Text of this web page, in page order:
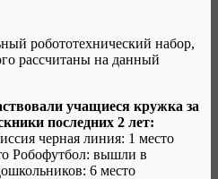
робототехнический набор,
рассчитаны на данный
учащиеся кружка за
последних 2 лет:
черная линия: 1 место
Робофутбол: вышли в
6 место